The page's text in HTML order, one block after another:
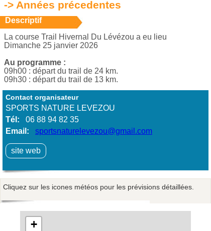
-> Années précedentes
Descriptif
La course Trail Hivernal Du Lévézou a eu lieu
Dimanche 25 janvier 2026
Au programme :
09h00 : départ du trail de 24 km.
09h30 : départ du trail de 13 km.
Contact organisateur
SPORTS NATURE LEVEZOU
Tél: 06 88 94 82 35
Email:
sportsnaturelevezou@gmail.com
site web
Cliquez sur les icones météos pour les prévisions détaillées.
+